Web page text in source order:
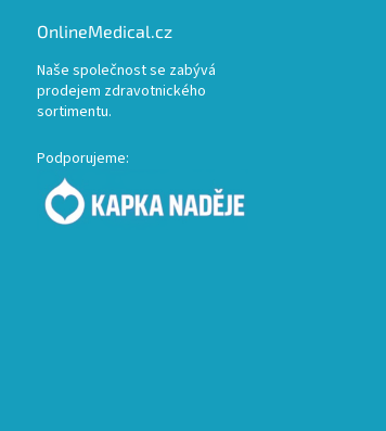
OnlineMedical.cz
Naše společnost se zabývá
prodejem zdravotnického
sortimentu.
Podporujeme: